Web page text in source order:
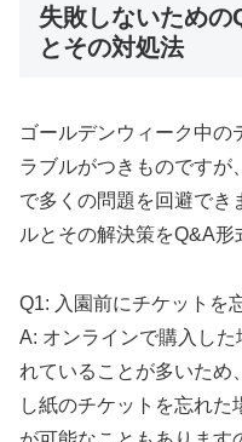
失敗しないため
とその対処法
ゴールデンウィーク中の
ラブルがつきものですが
で多くの問題を回避でき
ルとその解決策をQ&A形
Q1: 入園前にチケットを
A: オンラインで購入し
れていることが多いため
し紙のチケットを忘れ